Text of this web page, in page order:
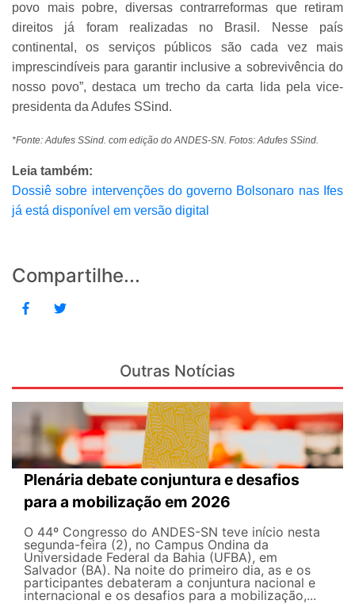
povo mais pobre, diversas contrarreformas que retiram
direitos já foram realizadas no Brasil. Nesse país
continental, os serviços públicos são cada vez mais
imprescindíveis para garantir inclusive a sobrevivência do
nosso povo”, destaca um trecho da carta lida pela vice-
presidenta da Adufes SSind.
*Fonte: Adufes SSind. com edição do ANDES-SN. Fotos: Adufes SSind.
Leia também:
Dossiê sobre intervenções do governo Bolsonaro nas Ifes
já está disponível em versão digital
Compartilhe...
Outras Notícias
Plenária debate conjuntura e desafios
para a mobilização em 2026
O 44º Congresso do ANDES-SN teve início nesta
segunda-feira (2), no Campus Ondina da
Universidade Federal da Bahia (UFBA), em
Salvador (BA). Na noite do primeiro dia, as e os
participantes debateram a conjuntura nacional e
internacional e os desafios para a mobilização,...